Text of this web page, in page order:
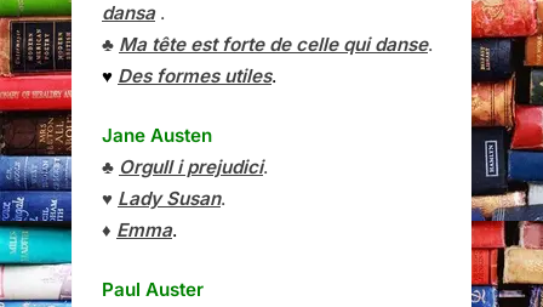
dansa.
♣ Ma tête est forte de celle qui danse.
♥ Des formes utiles.
Jane Austen
♣ Orgull i prejudici.
♥ Lady Susan.
♦ Emma.
Paul Auster